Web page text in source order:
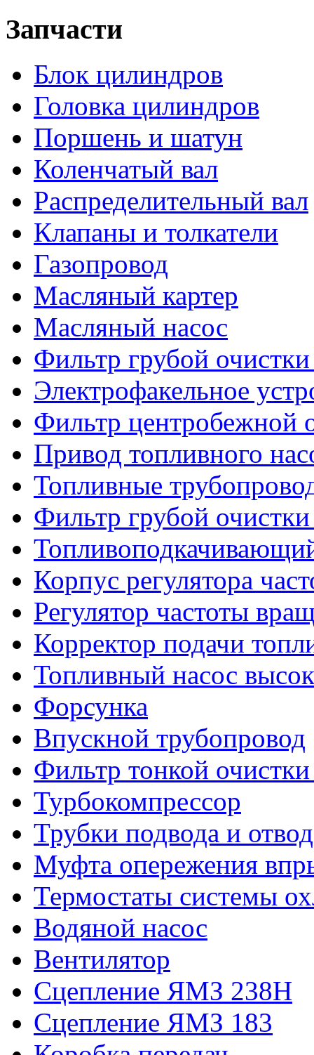
Запчасти
Блок цилиндров
Головка цилиндров
Поршень и шатун
Коленчатый вал
Распределительный вал
Клапаны и толкатели
Газопровод
Масляный картер
Масляный насос
Фильтр грубой
Электрофакельное
Фильтр центробежной
Привод топливного
Топливные
Фильтр грубой
Корпус регулятора
Регулятор частоты
Корректор подачи
Топливный насос
Форсунка
Впускной трубопровод
Фильтр тонкой
Турбокомпрессор
Трубки подвода и
Муфта опережения
Термостаты системы
Водяной насос
Вентилятор
Сцепление ЯМЗ 238Н
Сцепление ЯМЗ 183